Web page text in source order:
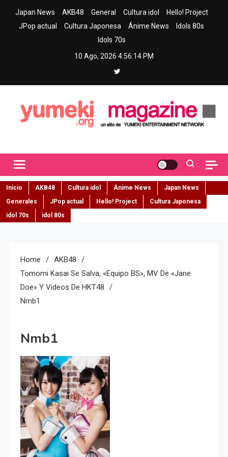
Japan News AKB48 General Cultura idol
Hello! Project
JPop actual
Cultura Japonesa Ánime News
Idols 80s
Idols 70s
10 Ago, 2026 4:56:15 PM
Inicio AKB48 Cultura idol Ánime News
Japan News
Generales
JPop actual Hello! Project
Cultura Japonesa
idol 70s
idol 80s
Home
AKB48
Tomomi Kasai Se Salva, «equipo BS», MV De «Jane
Doe» Y Videos De HKT48
Nmb1
Nmb1